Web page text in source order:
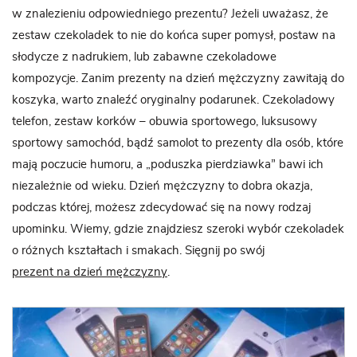
w znalezieniu odpowiedniego prezentu? Jeżeli uważasz, że
zestaw czekoladek to nie do końca super pomysł, postaw na
słodycze z nadrukiem, lub zabawne czekoladowe
kompozycje. Zanim prezenty na dzień mężczyzny zawitają do
koszyka, warto znaleźć oryginalny podarunek. Czekoladowy
telefon, zestaw korków – obuwia sportowego, luksusowy
sportowy samochód, bądź samolot to prezenty dla osób, które
mają poczucie humoru, a „poduszka pierdziawka” bawi ich
niezależnie od wieku. Dzień mężczyzny to dobra okazja,
podczas której, możesz zdecydować się na nowy rodzaj
upominku. Wiemy, gdzie znajdziesz szeroki wybór czekoladek
o różnych kształtach i smakach. Sięgnij po swój
prezent na dzień mężczyzny